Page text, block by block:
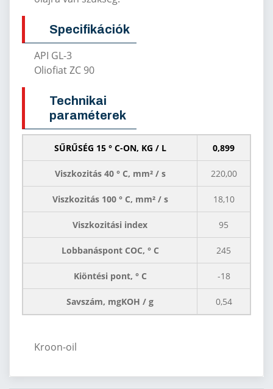
Specifikációk
API GL-3
Oliofiat ZC 90
Technikai
paraméterek
SŰRŰSÉG 15 ° C-ON, KG / L 0,899
Viszkozitás 40 ° C, mm² / s 220,00
Viszkozitás 100 ° C, mm² / s 18,10
Viszkozitási index 95
Lobbanáspont COC, ° C 245
Kiöntési pont, ° C -18
Savszám, mgKOH / g 0,54
Kroon-oil